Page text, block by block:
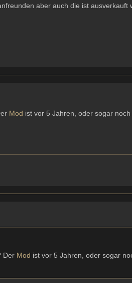
aber auch die ist ausverkauft
Mod ist vor 5 Jahren, oder sogar
Der Mod ist vor 5 Jahren, oder sogar